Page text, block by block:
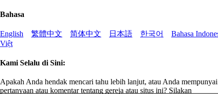
Bahasa
English 繁體中文 简体中文 日本語 한국어
Bahasa
Việt
Kami Selalu di Sini:
Apakah Anda hendak mencari tahu lebih lanjut, atau Anda mempunyai
pertanyaan atau komentar tentang gereja atau situs ini? Silakan